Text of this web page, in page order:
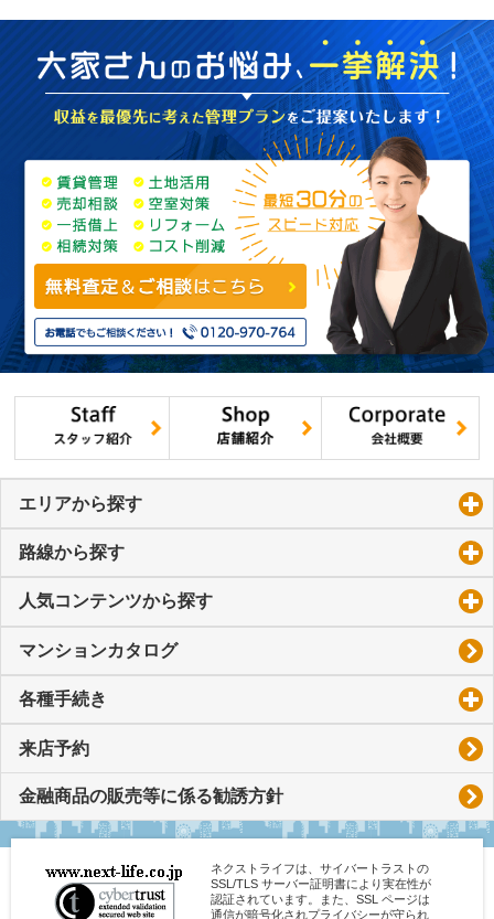
エリアから探す
路線から探す
人気コンテンツから探す
マンションカタログ
各種手続き
来店予約
金融商品の販売等に係る勧誘方針
ネクストライフは、サイバートラストの
SSL/TLS サーバー証明書により実在性が
認証されています。また、SSL ページは
通信が暗号化されプライバシーが守られ